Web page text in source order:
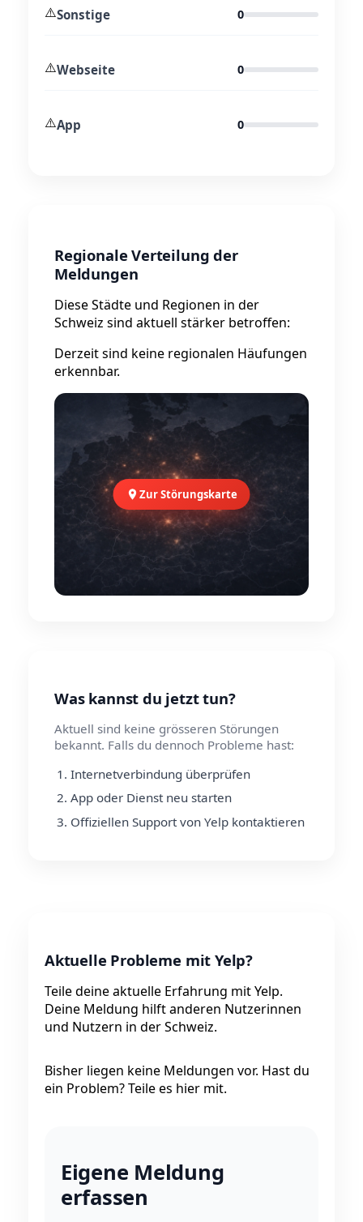
⚠️Sonstige 0
⚠️Webseite 0
⚠️App 0
Regionale Verteilung der
Meldungen
Diese Städte und Regionen in der
Schweiz sind aktuell stärker betroffen:
Derzeit sind keine regionalen Häufungen
erkennbar.
Zur Störungskarte
Was kannst du jetzt tun?
Aktuell sind keine grösseren Störungen
bekannt. Falls du dennoch Probleme hast:
Internetverbindung überprüfen
App oder Dienst neu starten
Offiziellen Support von Yelp kontaktieren
Aktuelle Probleme mit Yelp?
Teile deine aktuelle Erfahrung mit Yelp.
Deine Meldung hilft anderen Nutzerinnen
und Nutzern in der Schweiz.
Bisher liegen keine Meldungen vor. Hast du
ein Problem? Teile es hier mit.
Eigene Meldung
erfassen